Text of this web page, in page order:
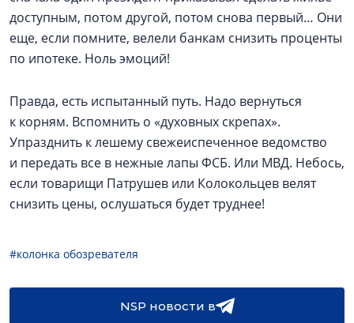
доступным, потом другой, потом снова первый… Они
еще, если помните, велели банкам снизить проценты
по ипотеке. Ноль эмоций!
Правда, есть испытанный путь. Надо вернуться
к корням. Вспомнить о «духовных скрепах».
Упразднить к лешему свежеиспеченное ведомство
и передать все в нежные лапы ФСБ. Или МВД. Небось,
если товарищи Патрушев или Колокольцев велят
снизить цены, ослушаться будет труднее!
#колонка обозревателя
NSP новости в